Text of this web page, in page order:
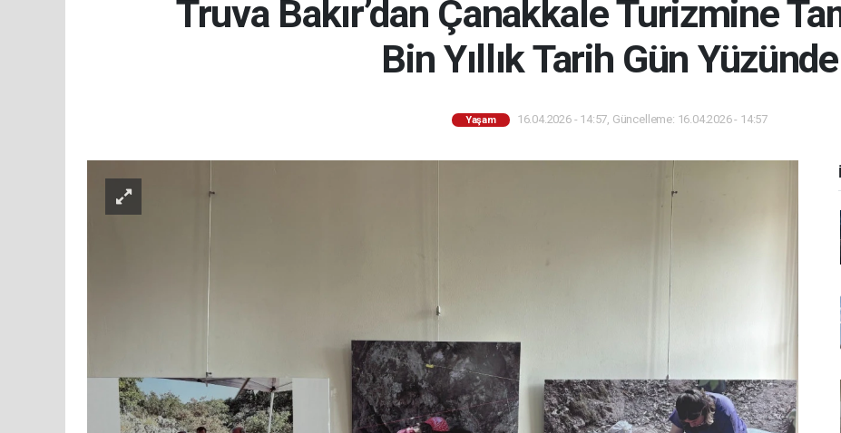
Truva Bakır’dan Çanakkale Turizmine
Bin Yıllık Tarih Gün Yüzünde
Yaşam 16.04.2026 - 14:57, Güncelleme: 16.04.2026 - 14:57